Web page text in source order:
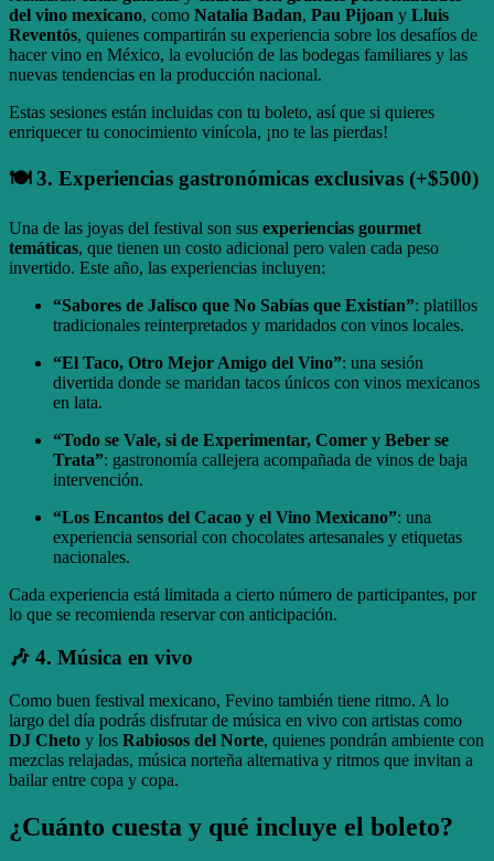
del vino mexicano, como Natalia Badan, Pau Pijoan y Lluis
Reventós, quienes compartirán su experiencia sobre los desafíos de
hacer vino en México, la evolución de las bodegas familiares y las
nuevas tendencias en la producción nacional.
Estas sesiones están incluidas con tu boleto, así que si quieres
enriquecer tu conocimiento vinícola, ¡no te las pierdas!
🍽️ 3. Experiencias gastronómicas exclusivas (+$500)
Una de las joyas del festival son sus experiencias gourmet
temáticas, que tienen un costo adicional pero valen cada peso
invertido. Este año, las experiencias incluyen:
“Sabores de Jalisco que No Sabías que Existían”: platillos
tradicionales reinterpretados y maridados con vinos locales.
“El Taco, Otro Mejor Amigo del Vino”: una sesión
divertida donde se maridan tacos únicos con vinos mexicanos
en lata.
“Todo se Vale, si de Experimentar, Comer y Beber se
Trata”: gastronomía callejera acompañada de vinos de baja
intervención.
“Los Encantos del Cacao y el Vino Mexicano”: una
experiencia sensorial con chocolates artesanales y etiquetas
nacionales.
Cada experiencia está limitada a cierto número de participantes, por
lo que se recomienda reservar con anticipación.
🎶 4. Música en vivo
Como buen festival mexicano, Fevino también tiene ritmo. A lo
largo del día podrás disfrutar de música en vivo con artistas como
DJ Cheto y los Rabiosos del Norte, quienes pondrán ambiente con
mezclas relajadas, música norteña alternativa y ritmos que invitan a
bailar entre copa y copa.
¿Cuánto cuesta y qué incluye el boleto?